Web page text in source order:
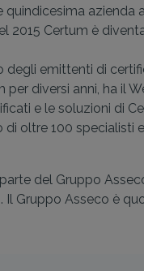
quindicesima
2015 Certum è
degli emittenti di
diversi anni, ha il
e le soluzioni di
oltre 100 specialisti
del Gruppo
Gruppo Asseco è